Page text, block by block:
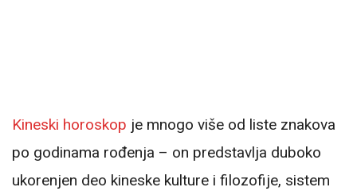
Kineski horoskop je mnogo više od liste znakova
po godinama rođenja – on predstavlja duboko
ukorenjen deo kineske kulture i filozofije, sistem